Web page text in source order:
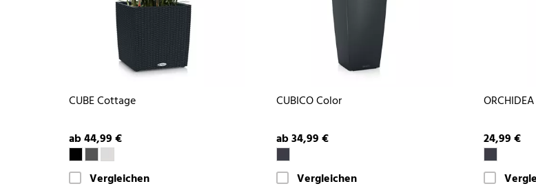
CUBE Cottage
ab 44,99 €
Vergleichen
CUBICO Color
ab 34,99 €
Vergleichen
ORCHIDEA
24,99 €